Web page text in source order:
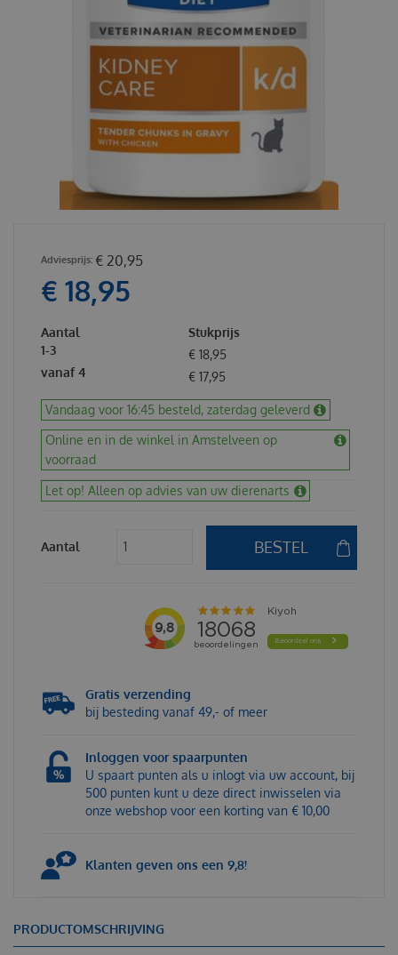
€ 20,95
€ 18,95
Aantal
Stukprijs
1-3
€ 18,95
vanaf 4
€ 17,95
Vandaag voor 16:45 besteld, zaterdag geleverd
Online en in de winkel in Amstelveen op
voorraad
Let op! Alleen op advies van uw dierenarts
Aantal
Gratis verzending
bij besteding vanaf 49,- of meer
Inloggen voor spaarpunten
U spaart punten als u inlogt via uw account, bij
500 punten kunt u deze direct inwisselen via
onze webshop voor een korting van € 10,00
Klanten geven ons een 9,8!
PRODUCTOMSCHRIJVING